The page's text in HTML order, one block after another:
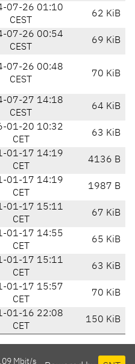
07-26 01:10
CEST
62 KiB
07-26 00:54
CEST
69 KiB
07-26 00:48
CEST
70 KiB
07-27 14:18
CEST
64 KiB
01-20 10:32
CET
63 KiB
01-17 14:19
CET
4136 B
01-17 14:19
CET
1987 B
01-17 15:11
CET
67 KiB
01-17 14:55
CET
65 KiB
01-17 15:11
CET
63 KiB
01-17 15:57
CET
70 KiB
01-16 22:08
CET
150 KiB
Mbit/s